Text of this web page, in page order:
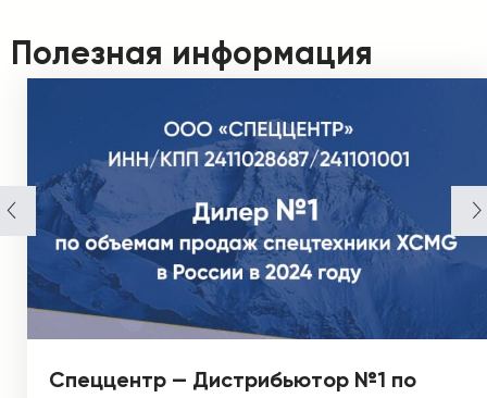
Полезная информация
Спеццентр — Дистрибьютор №1 по